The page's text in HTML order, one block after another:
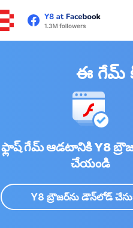
ఈ గేమ్
గేమ్ ఆడటానికి Y8
చేయండి
Y8 బ్రౌజర్‌ను డౌన్‌లోడ్